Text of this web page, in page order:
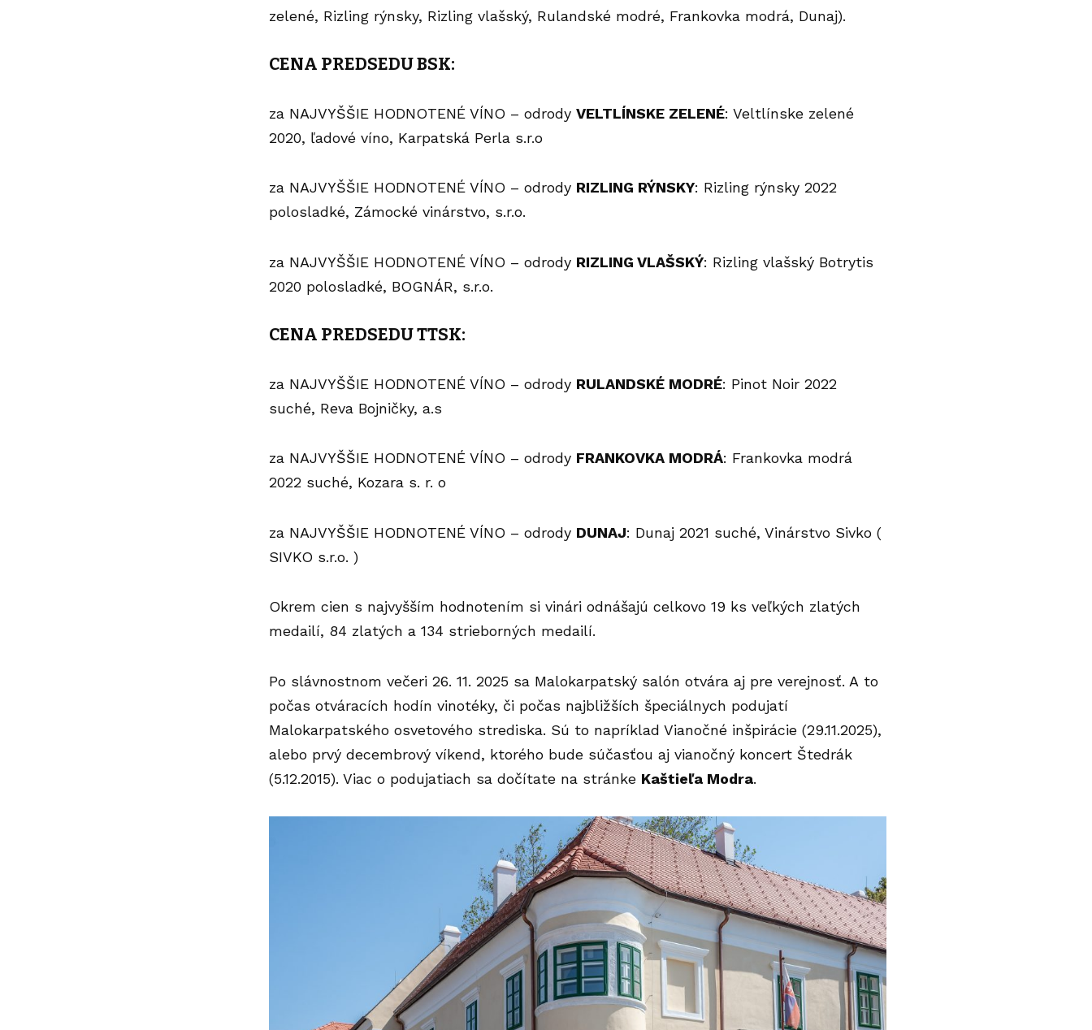
zelené, Rizling rýnsky, Rizling vlašský, Rulandské modré, Frankovka modrá, Dunaj).
CENA PREDSEDU BSK:
za NAJVYŠŠIE HODNOTENÉ VÍNO – odrody VELTLÍNSKE ZELENÉ: Veltlínske zelené
2020, ľadové víno, Karpatská Perla s.r.o
za NAJVYŠŠIE HODNOTENÉ VÍNO – odrody RIZLING RÝNSKY: Rizling rýnsky 2022
polosladké, Zámocké vinárstvo, s.r.o.
za NAJVYŠŠIE HODNOTENÉ VÍNO – odrody RIZLING VLAŠSKÝ: Rizling vlašský Botrytis
2020 polosladké, BOGNÁR, s.r.o.
CENA PREDSEDU TTSK:
za NAJVYŠŠIE HODNOTENÉ VÍNO – odrody RULANDSKÉ MODRÉ: Pinot Noir 2022
suché, Reva Bojničky, a.s
za NAJVYŠŠIE HODNOTENÉ VÍNO – odrody FRANKOVKA MODRÁ: Frankovka modrá
2022 suché, Kozara s. r. o
za NAJVYŠŠIE HODNOTENÉ VÍNO – odrody DUNAJ: Dunaj 2021 suché, Vinárstvo Sivko (
SIVKO s.r.o. )
Okrem cien s najvyšším hodnotením si vinári odnášajú celkovo 19 ks veľkých zlatých
medailí, 84 zlatých a 134 strieborných medailí.
Po slávnostnom večeri 26. 11. 2025 sa Malokarpatský salón otvára aj pre verejnosť. A to
počas otváracích hodín vinotéky, či počas najbližších špeciálnych podujatí
Malokarpatského osvetového strediska. Sú to napríklad Vianočné inšpirácie (29.11.2025),
alebo prvý decembrový víkend, ktorého bude súčasťou aj vianočný koncert Štedrák
(5.12.2015). Viac o podujatiach sa dočítate na stránke Kaštieľa Modra.